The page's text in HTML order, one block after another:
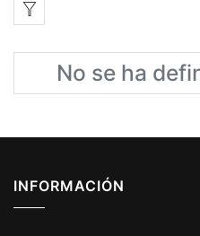
No se ha
INFORMACIÓN